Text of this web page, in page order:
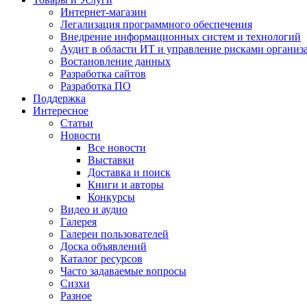
Интернет-магазин
Легализация программного обеспечения
Внедрение информационных систем и технологий
Аудит в области ИТ и управление рисками
Востановление данных
Разработка сайтов
Разработка ПО
Поддержка
Интересное
Статьи
Новости
Все новости
Выставки
Доставка и поиск
Книги и авторы
Конкурсы
Видео и аудио
Галерея
Галереи пользователей
Доска объявлений
Каталог ресурсов
Часто задаваемые вопросы
Сизхи
Разное